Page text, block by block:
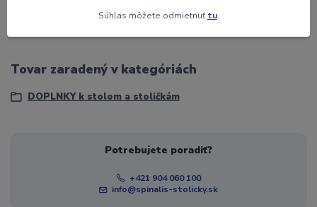
ZÁRUKA 3 ROKY
Tovar zaradený v kategóriách
DOPLNKY k stolom a stoličkám
Potrebujete poradiť?
+421 904 060 100
info@spinalis-stolicky.sk
Súhlas môžete odmietnuťtu.